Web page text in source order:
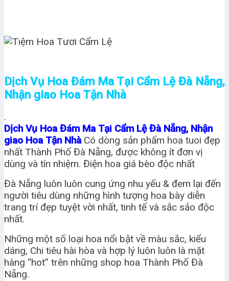
Dịch Vụ Hoa Đám Ma Tại Cẩm Lệ Đà Nẵng,
Nhận giao Hoa Tận Nhà
.
Dịch Vụ Hoa Đám Ma Tại Cẩm Lệ Đà Nẵng, Nhận
giao Hoa Tận Nhà Có dòng sản phẩm hoa tuoi đẹp
nhất Thành Phố Đà Nẵng, được không ít đơn vị
dùng và tín nhiệm. Điện hoa giá bèo độc nhất
Đà Nẵng luôn luôn cung ứng nhu yếu & đem lại đến
người tiêu dùng những hình tượng hoa bày diễn
trang trí đẹp tuyệt vời nhất, tinh tế và sắc sảo độc
nhất.
Những một số loại hoa nổi bật về màu sắc, kiểu
dáng, Chi tiêu hài hòa và hợp lý luôn luôn là mặt
hàng “hot” trên những shop hoa Thành Phố Đà
Nẵng.